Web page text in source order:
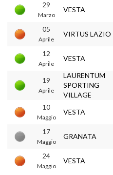
29
Marzo
VESTA
05
Aprile
VIRTUS LAZIO
12
Aprile
VESTA
19
Aprile
LAURENTUM
SPORTING
VILLAGE
10
Maggio
VESTA
17
Maggio
GRANATA
24
Maggio
VESTA